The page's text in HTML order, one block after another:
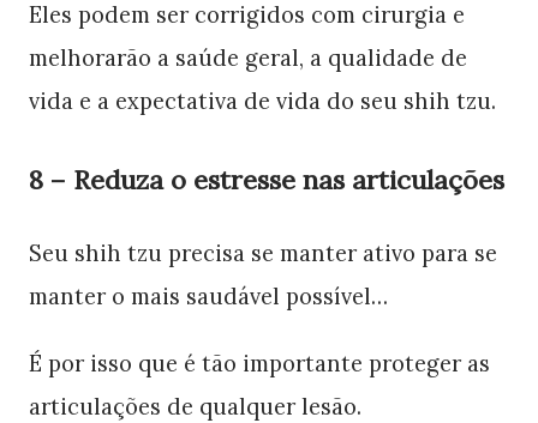
Eles podem ser corrigidos com cirurgia e
melhorarão a saúde geral, a qualidade de
vida e a expectativa de vida do seu shih tzu.
8 – Reduza o estresse nas articulações
Seu shih tzu precisa se manter ativo para se
manter o mais saudável possível…
É por isso que é tão importante proteger as
articulações de qualquer lesão.